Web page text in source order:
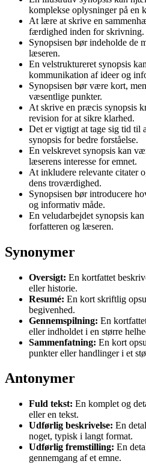
komplekse oplysninger på en
At lære at skrive en
færdighed inden for skrivning.
Synopsisen bør indeholde de
læseren.
En velstruktureret synopsis
kommunikation af ideer og
Synopsisen bør være kort,
væsentlige punkter.
At skrive en præcis synopsis
revision for at sikre klarhed.
Det er vigtigt at tage sig tid til
synopsis for bedre forståelse.
En velskrevet synopsis kan
læserens interesse for emnet.
At inkludere relevante citater
dens troværdighed.
Synopsisen bør introducere
og informativ måde.
En veludarbejdet synopsis
forfatteren og læseren.
Synonymer
Oversigt: En kortfattet
eller historie.
Resumé: En kort skriftlig
begivenhed.
Gennemspilning: En
eller indholdet i en større
Sammenfatning: En kort
punkter eller handlinger i et
Antonymer
Fuld tekst: En komplet og
eller en tekst.
Udførlig beskrivelse: En
noget, typisk i langt format.
Udførlig fremstilling: En
gennemgang af et emne.